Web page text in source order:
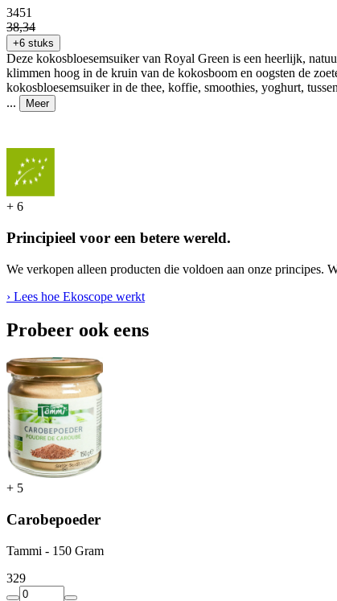
3451
38,34
+6 stuks
Deze kokosbloesemsuiker van Royal Green is een heerlijk,
klimmen hoog in de kruin van de kokosboom en oogsten de
kokosbloesemsuiker in de thee, koffie, smoothies, yoghurt,
...
Meer
+ 6
Principieel voor een betere wereld.
We verkopen alleen producten die voldoen aan onze principes.
› Lees hoe Ekoscope werkt
Probeer ook eens
+ 5
Carobepoeder
Tammi - 150 Gram
329